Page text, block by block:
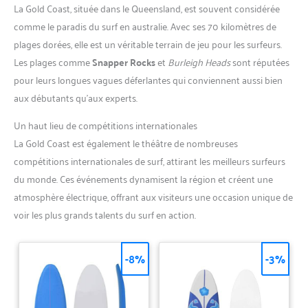
La Gold Coast, située dans le Queensland, est souvent considérée
comme le paradis du surf en australie. Avec ses 70 kilomètres de
plages dorées, elle est un véritable terrain de jeu pour les surfeurs.
Les plages commeSnapper Rockset Burleigh Headssont réputées
pour leurs longues vagues déferlantes qui conviennent aussi bien
aux débutants qu’aux experts.
Un haut lieu de compétitions internationales
La Gold Coast est également le théâtre de nombreuses
compétitions internationales de surf, attirant les meilleurs surfeurs
du monde. Ces événements dynamisent la région et créent une
atmosphère électrique, offrant aux visiteurs une occasion unique de
voir les plus grands talents du surf en action.
-8% -3%